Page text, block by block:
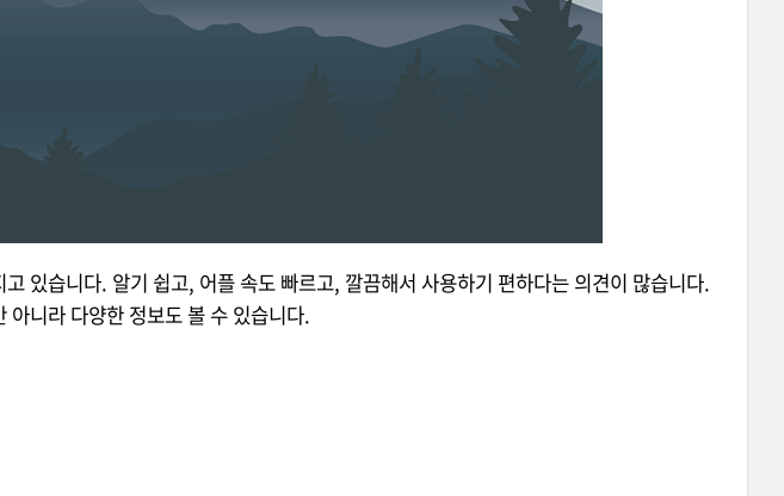
있습니다. 알기 쉽고, 어플 속도 빠르고, 깔끔해서 사용하기 편하다는 의견이 많습니다.
아니라 다양한 정보도 볼 수 있습니다.